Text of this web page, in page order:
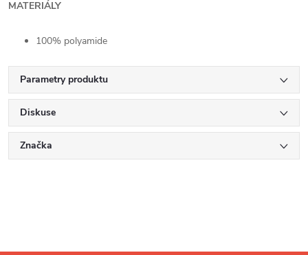
MATERIÁLY
100% polyamide
Parametry produktu
Diskuse
Značka